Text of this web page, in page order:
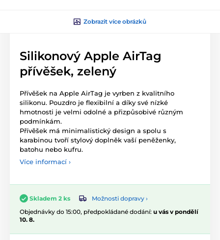
Zobrazit více obrázků
Silikonový Apple AirTag
přívěšek, zelený
Přívěšek na Apple AirTag je vyrben z kvalitního
silikonu. Pouzdro je flexibilní a díky své nízké
hmotnosti je velmi odolné a přizpůsobivé různým
podmínkám.
Přívěšek má minimalistický design a spolu s
karabinou tvoří stylový doplněk vaší peněženky,
batohu nebo kufru.
Více informací ›
Skladem 2 ks
Možnosti dopravy ›
Objednávky do 15:00, předpokládané dodání: u vás v pondělí
10. 8.